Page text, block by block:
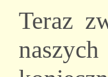
Teraz